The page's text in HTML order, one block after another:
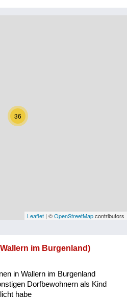
und Landwirtschaft
36
Leaflet | ©OpenStreetMapcontributors
im Burgenland)
in Wallern im Burgenland
Dorfbewohnern als Kind
habe